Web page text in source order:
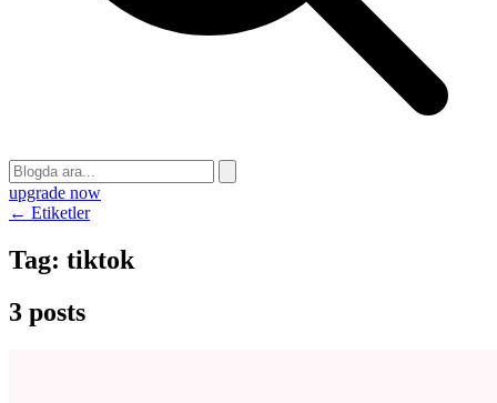
upgrade now
← Etiketler
Tag: tiktok
3 posts